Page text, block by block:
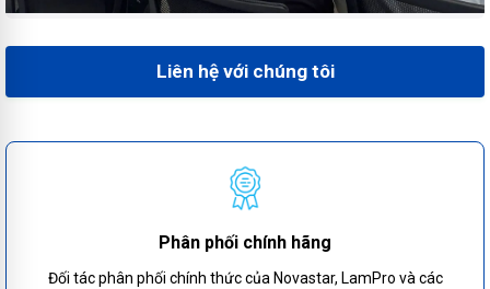
Liên hệ với chúng tôi
Phân phối chính hãng
Đối tác phân phối chính thức của Novastar, LamPro và các